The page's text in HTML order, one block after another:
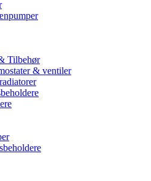
Tilbehør
& ventiler